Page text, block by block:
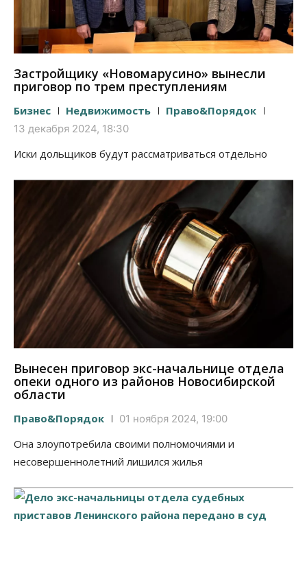
Застройщику «Новомарусино» вынесли
приговор по трем преступлениям
Бизнес Недвижимость Право&Порядок
13 декабря 2024, 18:30
Иски дольщиков будут рассматриваться отдельно
Вынесен приговор экс-начальнице отдела
опеки одного из районов Новосибирской
области
Право&Порядок 01 ноября 2024, 19:00
Она злоупотребила своими полномочиями и
несовершеннолетний лишился жилья